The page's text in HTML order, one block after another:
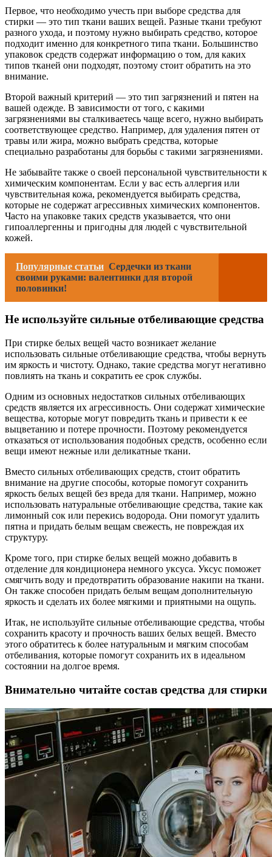
Первое, что необходимо учесть при выборе средства для
стирки — это тип ткани ваших вещей. Разные ткани требуют
разного ухода, и поэтому нужно выбирать средство, которое
подходит именно для конкретного типа ткани. Большинство
упаковок средств содержат информацию о том, для каких
типов тканей они подходят, поэтому стоит обратить на это
внимание.
Второй важный критерий — это тип загрязнений и пятен на
вашей одежде. В зависимости от того, с какими
загрязнениями вы сталкиваетесь чаще всего, нужно выбирать
соответствующее средство. Например, для удаления пятен от
травы или жира, можно выбрать средства, которые
специально разработаны для борьбы с такими загрязнениями.
Не забывайте также о своей персональной чувствительности к
химическим компонентам. Если у вас есть аллергия или
чувствительная кожа, рекомендуется выбирать средства,
которые не содержат агрессивных химических компонентов.
Часто на упаковке таких средств указывается, что они
гипоаллергенны и пригодны для людей с чувствительной
кожей.
Популярные статьи Сердечки из ткани
своими руками: валентинки для второй
половинки!
Не используйте сильные отбеливающие средства
При стирке белых вещей часто возникает желание
использовать сильные отбеливающие средства, чтобы вернуть
им яркость и чистоту. Однако, такие средства могут негативно
повлиять на ткань и сократить ее срок службы.
Одним из основных недостатков сильных отбеливающих
средств является их агрессивность. Они содержат химические
вещества, которые могут повредить ткань и привести к ее
выцветанию и потере прочности. Поэтому рекомендуется
отказаться от использования подобных средств, особенно если
вещи имеют нежные или деликатные ткани.
Вместо сильных отбеливающих средств, стоит обратить
внимание на другие способы, которые помогут сохранить
яркость белых вещей без вреда для ткани. Например, можно
использовать натуральные отбеливающие средства, такие как
лимонный сок или перекись водорода. Они помогут удалить
пятна и придать белым вещам свежесть, не повреждая их
структуру.
Кроме того, при стирке белых вещей можно добавить в
отделение для кондиционера немного уксуса. Уксус поможет
смягчить воду и предотвратить образование накипи на ткани.
Он также способен придать белым вещам дополнительную
яркость и сделать их более мягкими и приятными на ощупь.
Итак, не используйте сильные отбеливающие средства, чтобы
сохранить красоту и прочность ваших белых вещей. Вместо
этого обратитесь к более натуральным и мягким способам
отбеливания, которые помогут сохранить их в идеальном
состоянии на долгое время.
Внимательно читайте состав средства для стирки